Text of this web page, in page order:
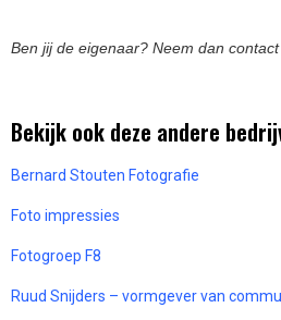
Ben jij de eigenaar? Neem dan contact
Bekijk ook deze andere
Bernard Stouten Fotografie
Foto impressies
Fotogroep F8
Ruud Snijders – vormgever van